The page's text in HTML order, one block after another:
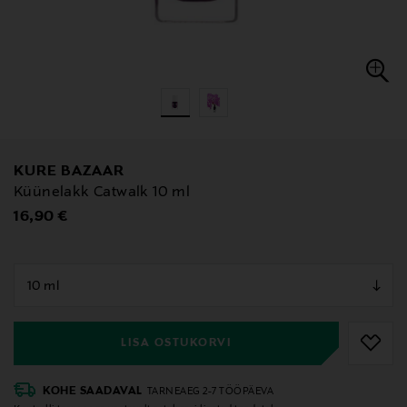
KURE BAZAAR
Küünelakk Catwalk 10 ml
Original Price
16,90 €
LISA OSTUKORVI
KOHE SAADAVAL TARNEAEG 2-7 TÖÖPÄEVA